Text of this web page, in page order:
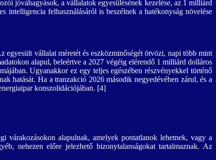
jóváhagyások, a vállalatok egyesülésének kezelése, az 1 milliárd
intelligencia felhasználásáról is beszélnek a hatékonyság növelése
egyesült vállalat méretét és eszközminőségét ötvözi, napi több mint
alapul, beleértve a 2027 végéig elérendő 1 milliárd dolláros
Ugyanakkor ez egy teljes egészében részvényekkel történő
hatását. Ha a tranzakció 2026 második negyedévében zárul, és a
konszolidációjában. [4]
várakozásokon alapulnak, amelyek pontatlanok lehetnek, vagy a
nehezen előre jelezhető bizonytalanságokat tartalmaznak. Az